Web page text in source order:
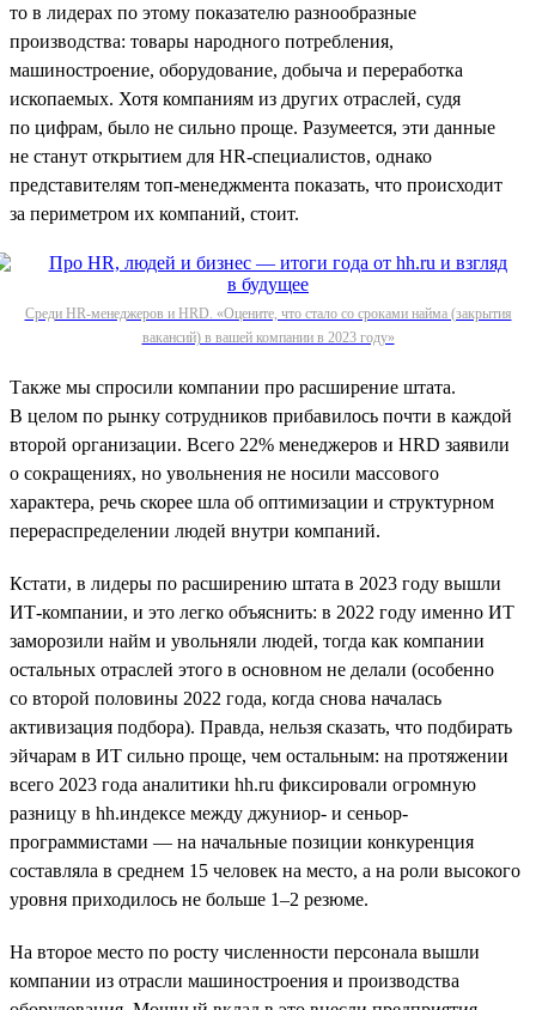
то в лидерах по этому показателю разнообразные
производства: товары народного потребления,
машиностроение, оборудование, добыча и переработка
ископаемых. Хотя компаниям из других отраслей, судя
по цифрам, было не сильно проще. Разумеется, эти данные
не станут открытием для HR-специалистов, однако
представителям топ-менеджмента показать, что происходит
за периметром их компаний, стоит.
Среди HR-менеджеров и HRD. «Оцените, что стало со сроками найма (закрытия
вакансий) в вашей компании в 2023 году»
Также мы спросили компании про расширение штата.
В целом по рынку сотрудников прибавилось почти в каждой
второй организации. Всего 22% менеджеров и HRD заявили
о сокращениях, но увольнения не носили массового
характера, речь скорее шла об оптимизации и структурном
перераспределении людей внутри компаний.
Кстати, в лидеры по расширению штата в 2023 году вышли
ИТ-компании, и это легко объяснить: в 2022 году именно ИТ
заморозили найм и увольняли людей, тогда как компании
остальных отраслей этого в основном не делали (особенно
со второй половины 2022 года, когда снова началась
активизация подбора). Правда, нельзя сказать, что подбирать
эйчарам в ИТ сильно проще, чем остальным: на протяжении
всего 2023 года аналитики hh.ru фиксировали огромную
разницу в hh.индексе между джуниор- и сеньор-
программистами — на начальные позиции конкуренция
составляла в среднем 15 человек на место, а на роли высокого
уровня приходилось не больше 1–2 резюме.
На второе место по росту численности персонала вышли
компании из отрасли машиностроения и производства